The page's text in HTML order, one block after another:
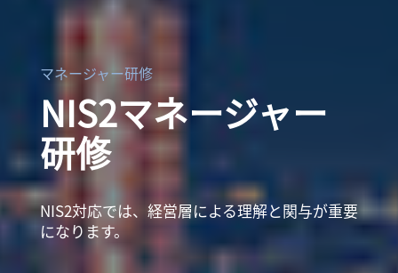
マネージャー研修
NIS2マネージャー
研修
NIS2対応では、経営層による理解と関与が重要
になります。